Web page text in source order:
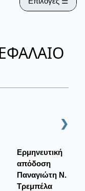
❯
Ερμηνευτική
απόδοση
Παναγιώτη Ν.
Τρεμπέλα